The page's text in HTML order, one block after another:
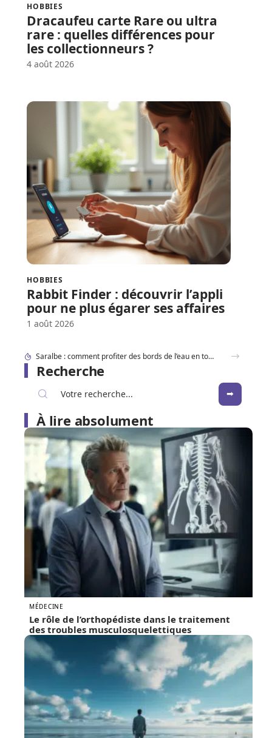
HOBBIES
Dracaufeu carte Rare ou ultra
rare : quelles différences pour
les collectionneurs ?
4 août 2026
HOBBIES
Rabbit Finder : découvrir l’appli
pour ne plus égarer ses affaires
1 août 2026
Recherche
À lire absolument
MÉDECINE
Le rôle de l’orthopédiste dans le traitement
des troubles musculosquelettiques